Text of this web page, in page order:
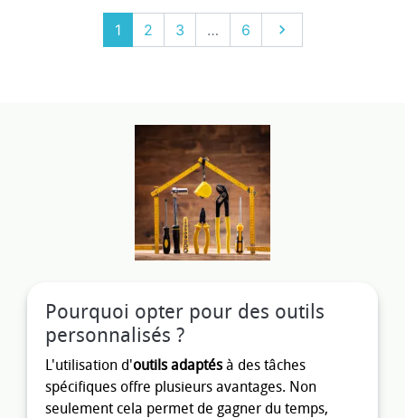
Pourquoi opter pour des outils
personnalisés ?
L'utilisation d'outils adaptésà des tâches
spécifiques offre plusieurs avantages. Non
seulement cela permet de gagner du temps,
1 2 3 … 6 Suivant
